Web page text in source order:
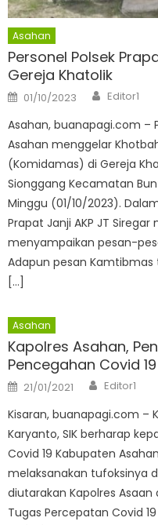
Asahan
Personel Polsek
Gereja Khatolik
Posted
on
01/10/2023 Author
Editor1
Asahan, buanapagi.com –
Asahan menggelar
(Komidamas) di Gereja
Sionggang Kecamatan
Minggu (01/10/2023).
Prapat Janji AKP JT
menyampaikan pesan-
Adapun pesan
[…]
Asahan
Kapolres Asahan,
Pencegahan Covid
Posted
on
21/01/2021 Author
Editor1
Kisaran, buanapagi.com –
Karyanto, SIK berharap
Covid 19 Kabupaten
melaksanakan tufoksinya
diutarakan Kapolres
Tugas Percepatan Covid